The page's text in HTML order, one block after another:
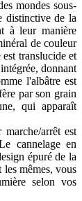
mondes sous-
distinctive de la
à leur manière
de couleur
translucide et
donnant
l'albâtre est
par son grain
qui apparaît
arrêt est
cannelage en
épuré de la
mêmes, vous
selon vos